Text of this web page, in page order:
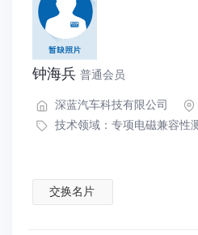
钟海兵 普通会员
深蓝汽车科技有限公司
技术领域： 专项电磁兼容性
交换名片